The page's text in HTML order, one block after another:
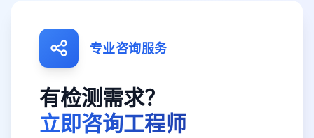
专业咨询服务
有检测需求？
立即咨询工程师